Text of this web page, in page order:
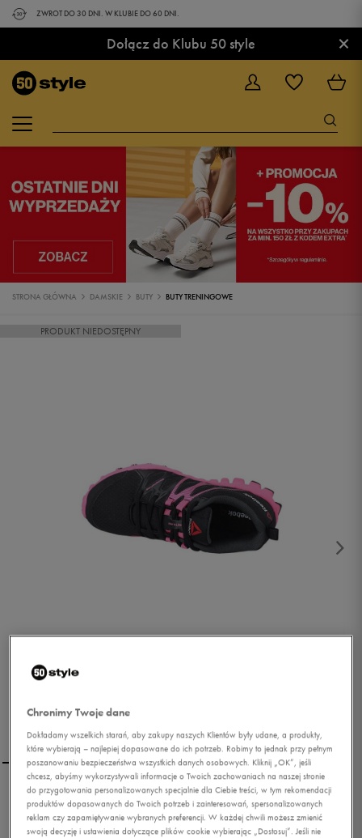
ZWROT DO 30 DNI. W KLUBIE DO 60 DNI.
Dołącz do Klubu 50 style ×
STRONA GŁÓWNA DAMSKIE BUTY BUTY TRENINGOWE
PRODUKT NIEDOSTĘPNY
REEBOK REALFLEX TRAIN
4.0
Chronimy Twoje dane
Dokładamy wszelkich starań, aby zakupy naszych Klientów były udane, a produkty,
które wybierają – najlepiej dopasowane do ich potrzeb. Robimy to jednak przy pełnym
poszanowaniu bezpieczeństwa wszystkich danych osobowych. Kliknij „OK”, jeśli
chcesz, abyśmy wykorzystywali informacje o Twoich zachowaniach na naszej stronie
do przygotowania personalizowanych specjalnie dla Ciebie treści, w tym rekomendacji
produktów dopasowanych do Twoich potrzeb i zainteresowań, spersonalizowanych
reklam czy zapamiętywanie wybranych preferencji. W każdej chwili możesz zmienić
swoją decyzję i ustawienia dotyczące plików cookie wybierając „Dostosuj”. Jeśli nie